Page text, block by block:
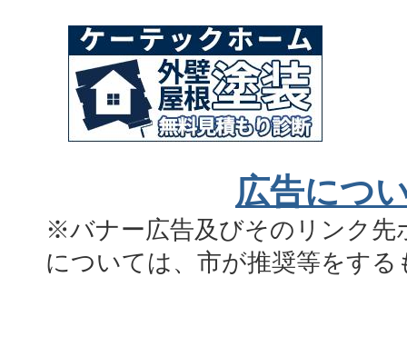
広告につ
※バナー広告及びそのリンク先
については、市が推奨等をす